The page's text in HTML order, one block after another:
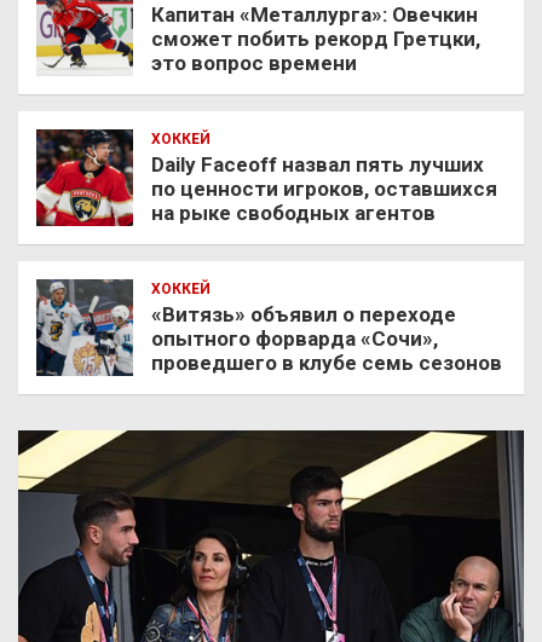
Капитан «Металлурга»: Овечкин
сможет побить рекорд Гретцки,
это вопрос времени
ХОККЕЙ
Daily Faceoff назвал пять лучших
по ценности игроков, оставшихся
на рыке свободных агентов
ХОККЕЙ
«Витязь» объявил о переходе
опытного форварда «Сочи»,
проведшего в клубе семь сезонов